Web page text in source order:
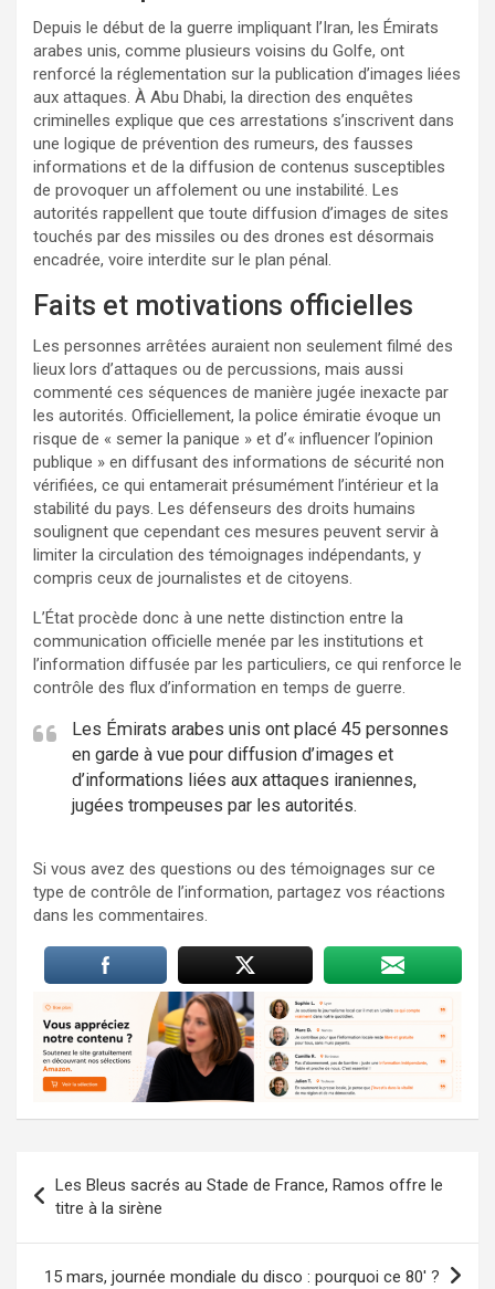
Depuis le début de la guerre impliquant l’Iran, les Émirats
arabes unis, comme plusieurs voisins du Golfe, ont
renforcé la réglementation sur la publication d’images liées
aux attaques. À Abu Dhabi, la direction des enquêtes
criminelles explique que ces arrestations s’inscrivent dans
une logique de prévention des rumeurs, des fausses
informations et de la diffusion de contenus susceptibles
de provoquer un affolement ou une instabilité. Les
autorités rappellent que toute diffusion d’images de sites
touchés par des missiles ou des drones est désormais
encadrée, voire interdite sur le plan pénal.
Faits et motivations officielles
Les personnes arrêtées auraient non seulement filmé des
lieux lors d’attaques ou de percussions, mais aussi
commenté ces séquences de manière jugée inexacte par
les autorités. Officiellement, la police émiratie évoque un
risque de « semer la panique » et d’« influencer l’opinion
publique » en diffusant des informations de sécurité non
vérifiées, ce qui entamerait présumément l’intérieur et la
stabilité du pays. Les défenseurs des droits humains
soulignent que cependant ces mesures peuvent servir à
limiter la circulation des témoignages indépendants, y
compris ceux de journalistes et de citoyens.
L’État procède donc à une nette distinction entre la
communication officielle menée par les institutions et
l’information diffusée par les particuliers, ce qui renforce le
contrôle des flux d’information en temps de guerre.
Les Émirats arabes unis ont placé 45 personnes
en garde à vue pour diffusion d’images et
d’informations liées aux attaques iraniennes,
jugées trompeuses par les autorités.
Si vous avez des questions ou des témoignages sur ce
type de contrôle de l’information, partagez vos réactions
dans les commentaires.
de
l’article
Les Bleus sacrés au Stade de France, Ramos offre le
titre à la sirène
15 mars, journée mondiale du disco : pourquoi ce 80′ ?